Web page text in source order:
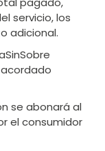
servicio, los
adicional.
se abonará al
el consumidor